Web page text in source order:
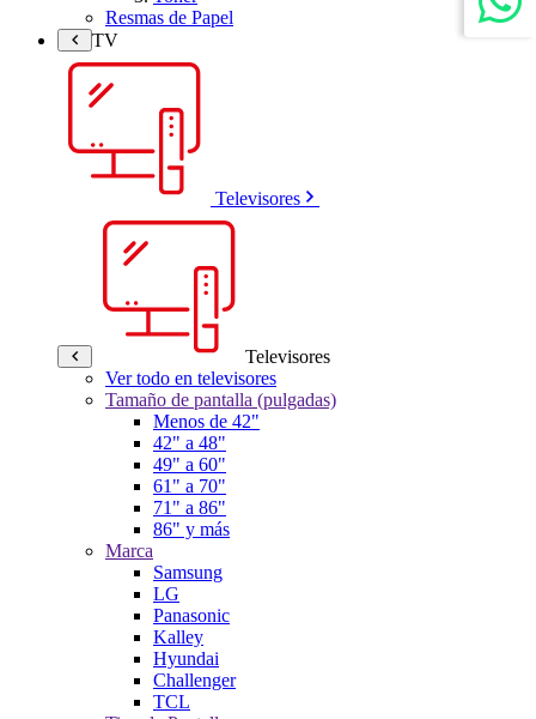
Resmas de Papel
TV
Televisores
Televisores
Ver todo en televisores
Tamaño de pantalla (pulgadas)
Menos de 42"
42" a 48"
49" a 60"
61" a 70"
71" a 86"
86" y más
Marca
Samsung
LG
Panasonic
Kalley
Hyundai
Challenger
TCL